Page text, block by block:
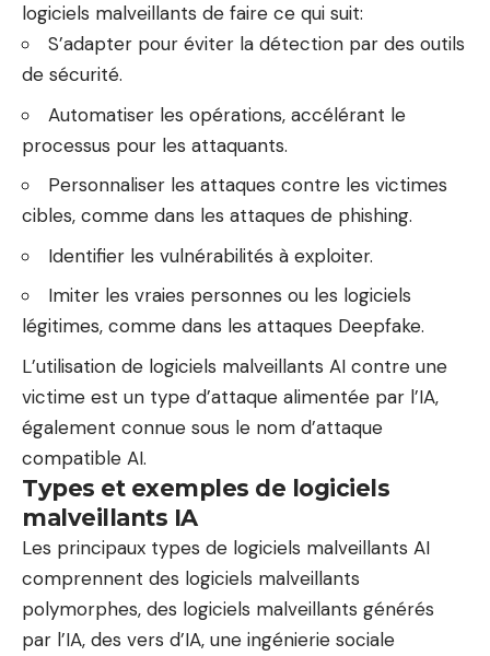
logiciels malveillants de faire ce qui suit:
S’adapter pour éviter la détection par des outils
de sécurité.
Automatiser les opérations, accélérant le
processus pour les attaquants.
Personnaliser les attaques contre les victimes
cibles, comme dans les attaques de phishing.
Identifier les vulnérabilités à exploiter.
Imiter les vraies personnes ou les logiciels
légitimes, comme dans les attaques Deepfake.
L’utilisation de logiciels malveillants AI contre une
victime est un type d’attaque alimentée par l’IA,
également connue sous le nom d’attaque
compatible AI.
Types et exemples de logiciels
malveillants IA
Les principaux types de logiciels malveillants AI
comprennent des logiciels malveillants
polymorphes, des logiciels malveillants générés
par l’IA, des vers d’IA, une ingénierie sociale